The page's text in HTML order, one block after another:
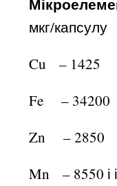
мкг/капсулу
Cu – 1425
Fe – 34200
Zn – 2850
Mn – 8550 і